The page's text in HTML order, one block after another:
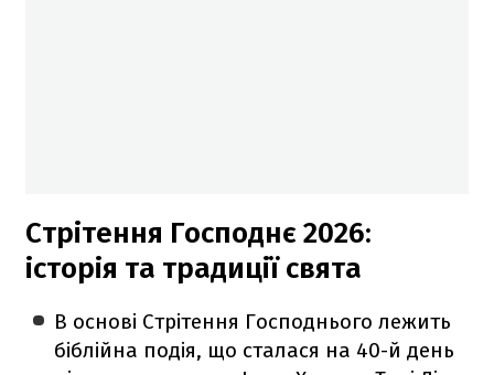
Стрітення Господнє 2026:
історія та традиції свята
В основі Стрітення Господнього лежить
біблійна подія, що сталася на 40-й день